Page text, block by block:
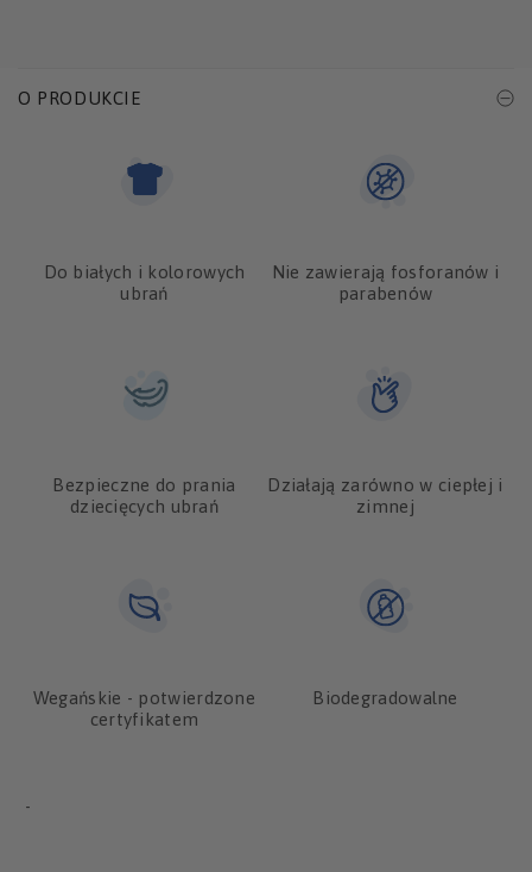
O PRODUKCIE
Do białych i kolorowych
ubrań
Nie zawierają fosforanów i
parabenów
Bezpieczne do prania
dziecięcych ubrań
Działają zarówno w ciepłej i
zimnej
Wegańskie - potwierdzone
certyfikatem
Biodegradowalne
-